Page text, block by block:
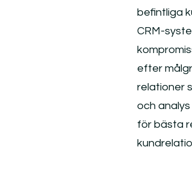
befintliga
CRM-
efter
relationer
och
för bästa